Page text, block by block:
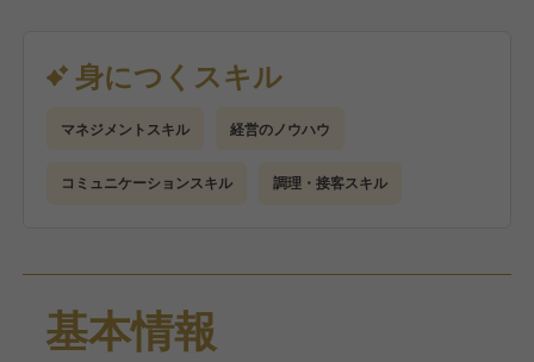
応、シフト管理などマネジメント業務をお任せしま
す。
お客様一人ひとりが安心してお過ごしいただけるよう
なお店作りをお願いします！
身につくスキル
マネジメントスキル 経営のノウハウ
コミュニケーションスキル 調理・接客スキル
基本情報